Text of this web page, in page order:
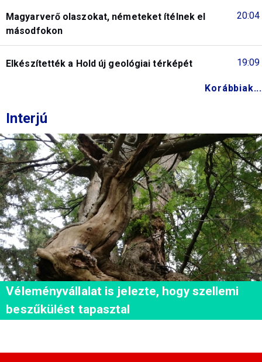
20:04
Magyarverő olaszokat, németeket ítélnek el
másodfokon
19:09
Elkészítették a Hold új geológiai térképét
Korábbiak...
Interjú
Véleményvállalat is jelezte, hogy szellemi
beszűkülést tapasztal